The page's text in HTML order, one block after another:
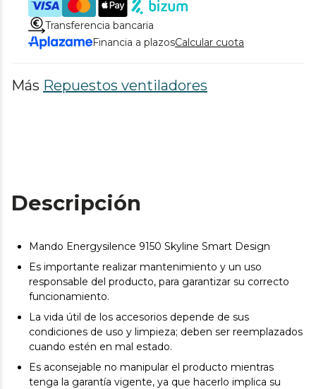
Transferencia bancaria
Financia a plazosCalcular cuota
Más Repuestos ventiladores
Descripción
Mando Energysilence 9150 Skyline Smart Design
Es importante realizar mantenimiento y un uso
responsable del producto, para garantizar su correcto
funcionamiento.
La vida útil de los accesorios depende de sus
condiciones de uso y limpieza; deben ser reemplazados
cuando estén en mal estado.
Es aconsejable no manipular el producto mientras
tenga la garantía vigente, ya que hacerlo implica su